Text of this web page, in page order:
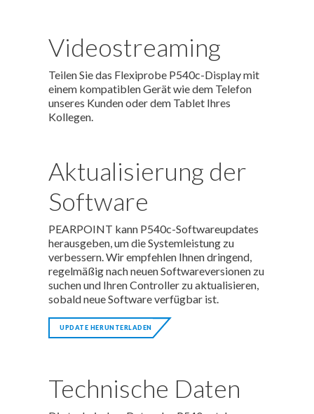
Videostreaming
Teilen Sie das Flexiprobe P540c-Display mit
einem kompatiblen Gerät wie dem Telefon
unseres Kunden oder dem Tablet Ihres
Kollegen.
Aktualisierung der
Software
PEARPOINT kann P540c-Softwareupdates
herausgeben, um die Systemleistung zu
verbessern. Wir empfehlen Ihnen dringend,
regelmäßig nach neuen Softwareversionen zu
suchen und Ihren Controller zu aktualisieren,
sobald neue Software verfügbar ist.
UPDATE HERUNTERLADEN
Technische Daten